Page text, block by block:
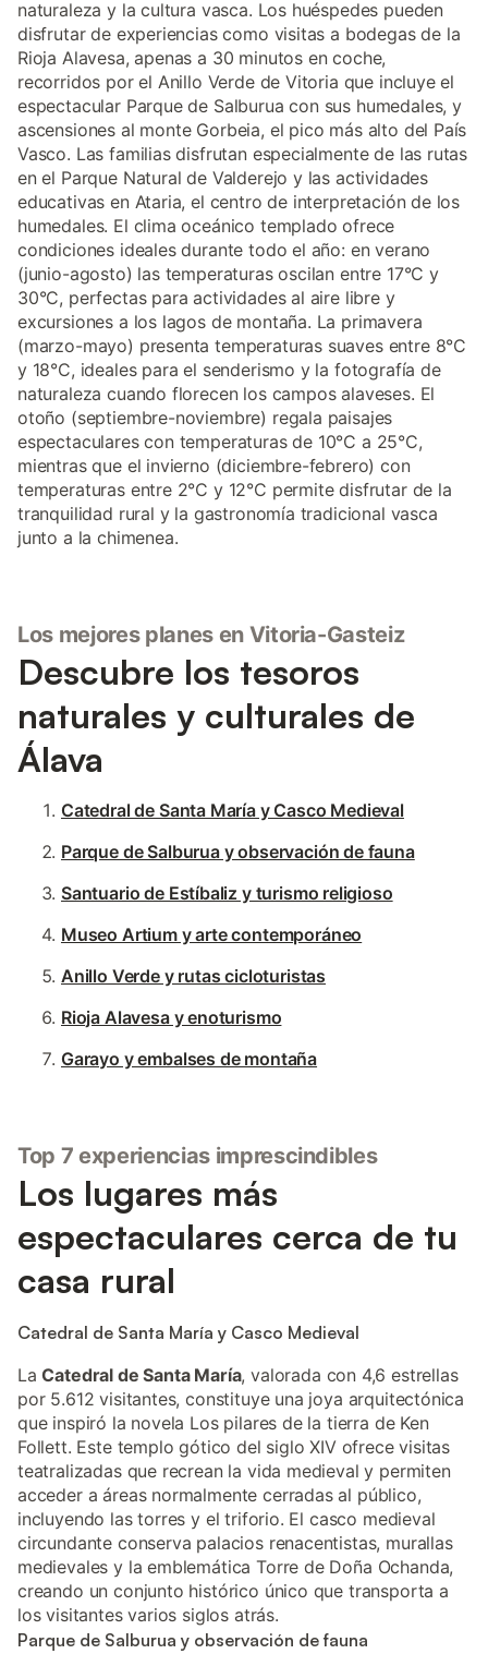
naturaleza y la cultura vasca. Los huéspedes pueden
disfrutar de experiencias como visitas a bodegas de la
Rioja Alavesa, apenas a 30 minutos en coche,
recorridos por el Anillo Verde de Vitoria que incluye el
espectacular Parque de Salburua con sus humedales, y
ascensiones al monte Gorbeia, el pico más alto del País
Vasco. Las familias disfrutan especialmente de las rutas
en el Parque Natural de Valderejo y las actividades
educativas en Ataria, el centro de interpretación de los
humedales. El clima oceánico templado ofrece
condiciones ideales durante todo el año: en verano
(junio-agosto) las temperaturas oscilan entre 17°C y
30°C, perfectas para actividades al aire libre y
excursiones a los lagos de montaña. La primavera
(marzo-mayo) presenta temperaturas suaves entre 8°C
y 18°C, ideales para el senderismo y la fotografía de
naturaleza cuando florecen los campos alaveses. El
otoño (septiembre-noviembre) regala paisajes
espectaculares con temperaturas de 10°C a 25°C,
mientras que el invierno (diciembre-febrero) con
temperaturas entre 2°C y 12°C permite disfrutar de la
tranquilidad rural y la gastronomía tradicional vasca
junto a la chimenea.
Los mejores planes en Vitoria-Gasteiz
Descubre los tesoros
naturales y culturales de
Álava
Catedral de Santa María y Casco Medieval
Parque de Salburua y observación de fauna
Santuario de Estíbaliz y turismo religioso
Museo Artium y arte contemporáneo
Anillo Verde y rutas cicloturistas
Rioja Alavesa y enoturismo
Garayo y embalses de montaña
Top 7 experiencias imprescindibles
Los lugares más
espectaculares cerca de tu
casa rural
Catedral de Santa María y Casco Medieval
LaCatedral de Santa María, valorada con 4,6 estrellas
por 5.612 visitantes, constituye una joya arquitectónica
que inspiró la novela Los pilares de la tierra de Ken
Follett. Este templo gótico del siglo XIV ofrece visitas
teatralizadas que recrean la vida medieval y permiten
acceder a áreas normalmente cerradas al público,
incluyendo las torres y el triforio. El casco medieval
circundante conserva palacios renacentistas, murallas
medievales y la emblemática Torre de Doña Ochanda,
creando un conjunto histórico único que transporta a
los visitantes varios siglos atrás.
Parque de Salburua y observación de fauna